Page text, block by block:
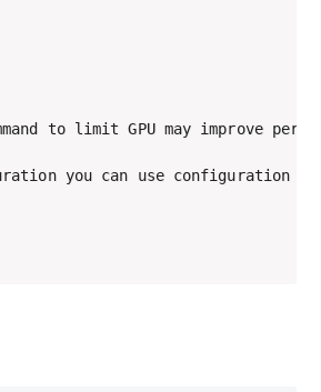
to limit GPU may improve
you can use